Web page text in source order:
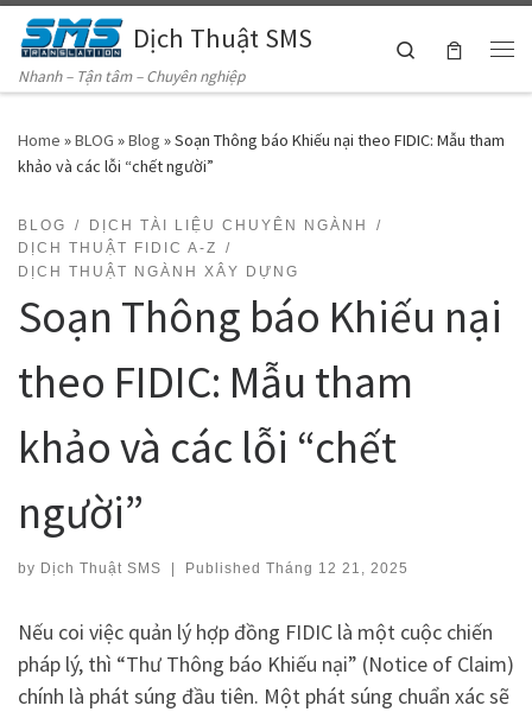
Skip to contentDịch Thuật SMS
Nhanh – Tận tâm – Chuyên nghiệp
Search
Home »BLOG »Blog »Soạn Thông báo Khiếu nại theo FIDIC: Mẫu tham
khảo và các lỗi “chết người”
BLOG
DỊCH TÀI LIỆU CHUYÊN NGÀNH
DỊCH THUẬT FIDIC A-Z
DỊCH THUẬT NGÀNH XÂY DỰNG
Soạn Thông báo Khiếu nại
theo FIDIC: Mẫu tham
khảo và các lỗi “chết
người”
by Dịch Thuật SMS Published Tháng 12 21, 2025
Nếu coi việc quản lý hợp đồng FIDIC là một cuộc chiến
pháp lý, thì “Thư Thông báo Khiếu nại” (Notice of Claim)
chính là phát súng đầu tiên. Một phát súng chuẩn xác sẽ